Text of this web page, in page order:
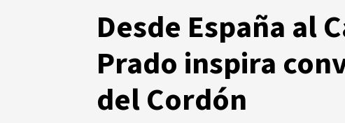
Desde España al
Prado inspira
del Cordón